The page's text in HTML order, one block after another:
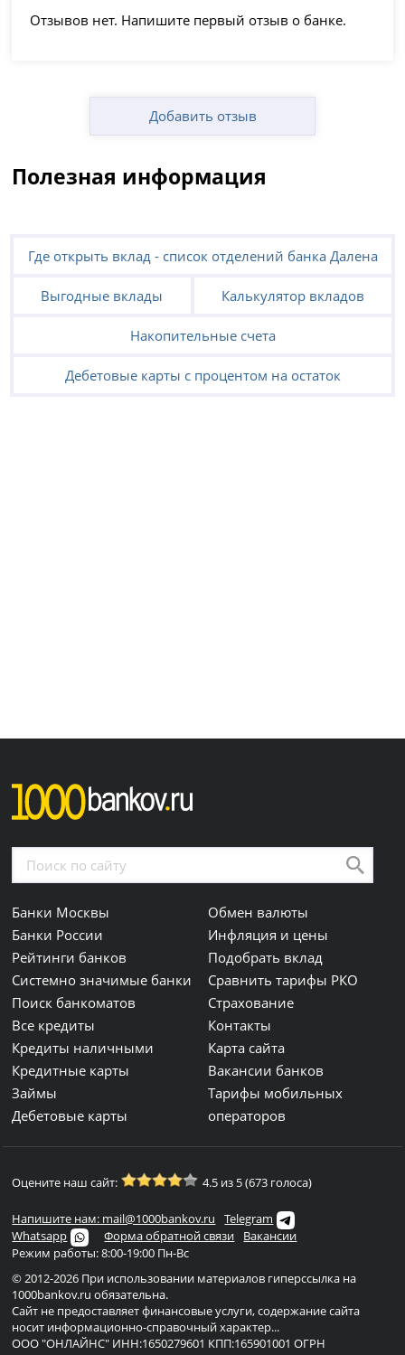
Отзывов нет. Напишите первый отзыв о банке.
Добавить отзыв
Полезная информация
Где открыть вклад - список отделений банка Далена
Выгодные вклады Калькулятор вкладов
Накопительные счета
Дебетовые карты с процентом на остаток
Банки Москвы
Банки России
Рейтинги банков
Системно значимые банки
Поиск банкоматов
Все кредиты
Кредиты наличными
Кредитные карты
Займы
Дебетовые карты
Обмен валюты
Инфляция и цены
Подобрать вклад
Сравнить тарифы РКО
Страхование
Контакты
Карта сайта
Вакансии банков
Тарифы мобильных
операторов
Оцените наш сайт: 4.5 из 5 (673 голоса)
Напишите нам: mail@1000bankov.ru
Telegram
Whatsapp
Форма обратной связи
Вакансии
Режим работы: 8:00-19:00 Пн-Вс
© 2012-2026 При использовании материалов гиперссылка на
1000bankov.ru обязательна.
Сайт не предоставляет финансовые услуги, содержание сайта
носит информационно-справочный характер...
ООО "ОНЛАЙНС" ИНН:1650279601 КПП:165901001 ОГРН